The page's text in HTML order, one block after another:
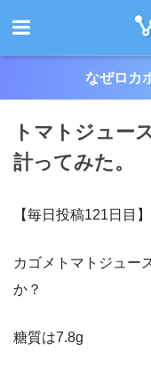
なぜロカ
トマトジュー
計ってみた。
【毎日投稿121日目】
カゴメトマトジュー
か？
糖質は7.8g